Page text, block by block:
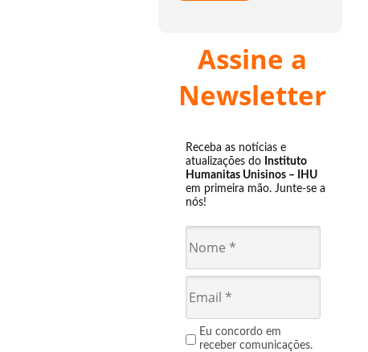
Assine a
Newsletter
Receba as notícias e
atualizações do Instituto
Humanitas Unisinos – IHU
em primeira mão. Junte-se a
nós!
Eu concordo em
receber comunicações.